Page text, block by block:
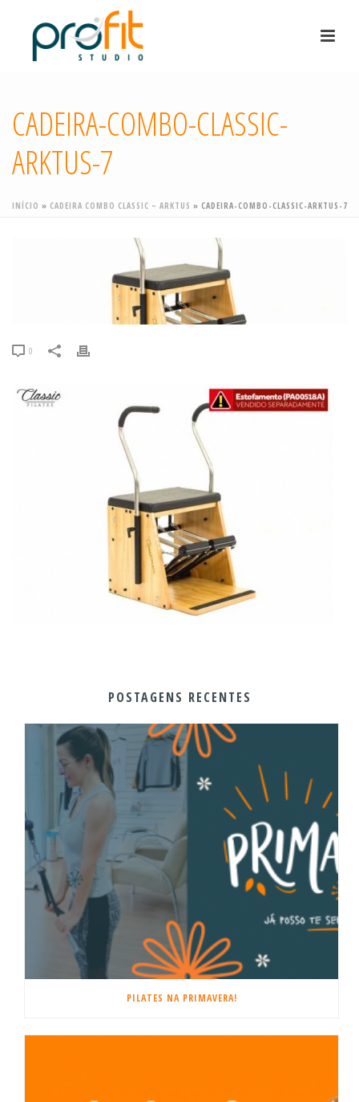
CADEIRA-COMBO-CLASSIC-
ARKTUS-7
INÍCIO » CADEIRA COMBO CLASSIC – ARKTUS » CADEIRA-COMBO-CLASSIC-ARKTUS-7
0
POSTAGENS RECENTES
PILATES NA PRIMAVERA!